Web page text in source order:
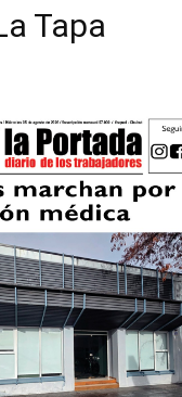
Tapa